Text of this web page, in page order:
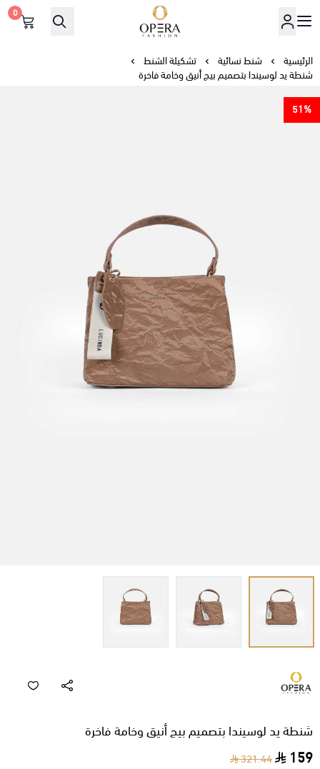
أوبرا فاشن
0
الرئيسية شنط نسائية
تشكيلة الشنط
شنطة يد لوسيندا بتصميم بيج أنيق وخامة فاخرة
51%
شنطة يد لوسيندا بتصميم بيج أنيق وخامة فاخرة
159
321.44